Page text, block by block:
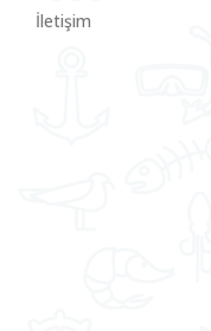
İletişim